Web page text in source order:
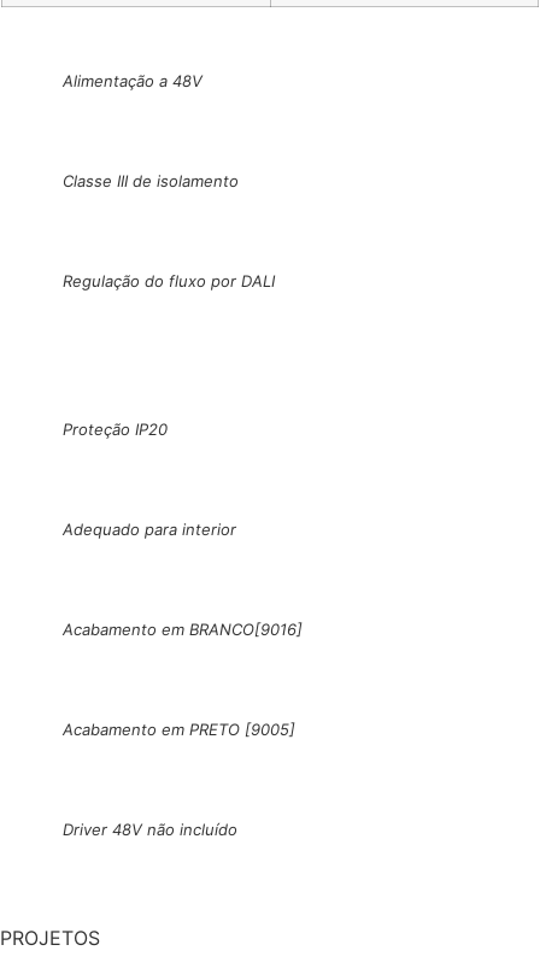
Alimentação a 48V
Classe III de isolamento
Regulação do fluxo por DALI
Proteção IP20
Adequado para interior
Acabamento em BRANCO[9016]
Acabamento em PRETO [9005]
Driver 48V não incluído
PROJETOS